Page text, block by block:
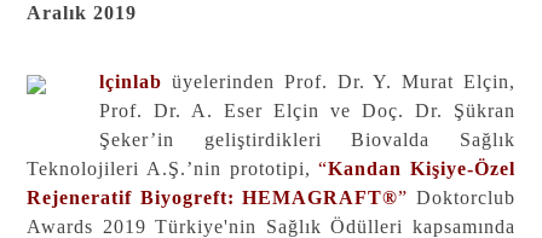
Aralık 2019
lçinlabüyelerinden Prof. Dr. Y. Murat Elçin,
Prof. Dr. A. Eser Elçin ve Doç. Dr. Şükran
Şeker’in geliştirdikleri Biovalda Sağlık
Teknolojileri A.Ş.’nin prototipi,“Kandan Kişiye-Özel
Rejeneratif Biyogreft: HEMAGRAFT®” Doktorclub
Awards 2019 Türkiye'nin Sağlık Ödülleri kapsamında